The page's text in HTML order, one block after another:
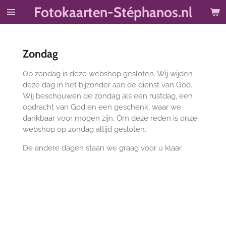
Ga
hoofdinhoud
Fotokaarten-Stéphanos.nl
Zondag
Op zondag is deze webshop gesloten. Wij wijden
deze dag in het bijzonder aan de dienst van God.
Wij beschouwen de zondag als een rustdag, een
opdracht van God en een geschenk, waar we
dankbaar voor mogen zijn. Om deze reden is onze
webshop op zondag altijd gesloten.
De andere dagen staan we graag voor u klaar.